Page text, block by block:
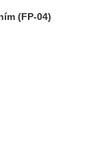
(FP-04)